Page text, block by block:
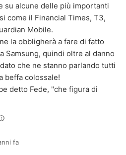
su alcune delle più importanti
come il Financial Times, T3,
Mobile.
la obbligherà a fare di fatto
Samsung, quindi oltre al danno
che ne stanno parlando tutti
beffa colossale!
detto Fede, "che figura di
fa